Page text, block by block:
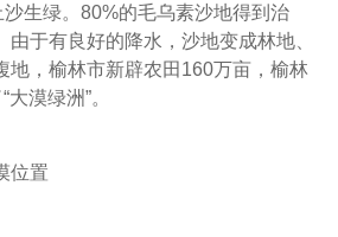
生绿。80%的毛乌素沙地得到治
于有良好的降水，沙地变成林地、
地，榆林市新辟农田160万亩，榆林
漠绿洲”。
位置